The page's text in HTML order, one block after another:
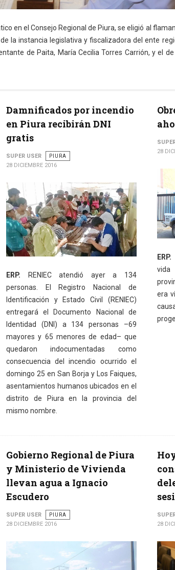
en el Consejo Regional de Piura, se eligió al
la instancia legislativa y fiscalizadora del ente
de Paita, María Cecilia Torres Carrión, y el
Damnificados por incendio
en Piura recibirán DNI
gratis
SUPER USER
PIURA
28 DICIEMBRE 2016
ERP. RENIEC atendió ayer a 134
personas. El Registro Nacional de
Identificación y Estado Civil (RENIEC)
entregará el Documento Nacional de
Identidad (DNI) a 134 personas –69
mayores y 65 menores de edad– que
quedaron indocumentadas como
consecuencia del incendio ocurrido el
domingo 25 en San Borja y Los Faiques,
asentamientos humanos ubicados en el
distrito de Piura en la provincia del
mismo nombre.
28
ERP.
vida
era
Gobierno Regional de Piura
y Ministerio de Vivienda
llevan agua a Ignacio
Escudero
SUPER USER
PIURA
28 DICIEMBRE 2016
28